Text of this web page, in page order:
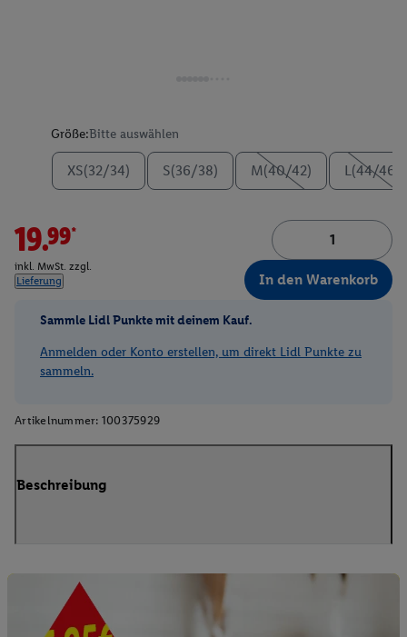
Größe:Bitte auswählen
XS(32/34) S(36/38) M(40/42) L(44/46)
19.99*
inkl. MwSt. zzgl.
Lieferung
In den Warenkorb
Sammle Lidl Punkte mit deinem Kauf.
Anmelden oder Konto erstellen, um direkt Lidl Punkte zu
sammeln.
Artikelnummer: 100375929
Beschreibung